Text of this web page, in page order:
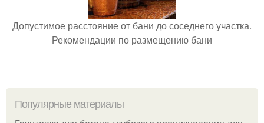
Допустимое расстояние от бани до соседнего участка.
Рекомендации по размещению бани
Популярные материалы